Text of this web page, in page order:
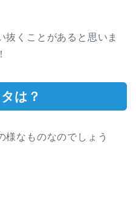
抜くことがあると思いま
は？
様なものなのでしょう